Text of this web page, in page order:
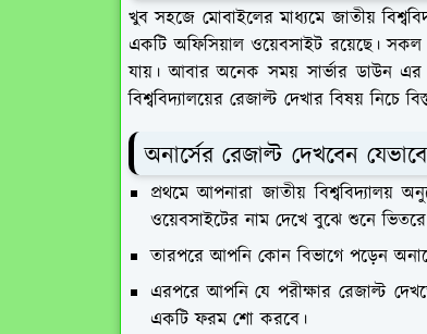
খুব সহজে মোবাইলের মাধ্যমে জাতীয়
একটি অফিসিয়াল ওয়েবসাইট রয়েছে। সকল
যায়। আবার অনেক সময় সার্ভার ডাউন
বিশ্ববিদ্যালয়ের রেজাল্ট দেখার বিষয় নিচে
অনার্সের রেজাল্ট দেখবেন যেভাবে
প্রথমে আপনারা জাতীয়
ওয়েবসাইটের নাম দেখে বুঝে শুনে
তারপরে আপনি কোন বিভাগে পড়েন
এরপরে আপনি যে পরীক্ষার রেজাল্ট
একটি ফরম শো করবে।